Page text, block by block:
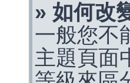
» 如何改
一般您不
主題頁面